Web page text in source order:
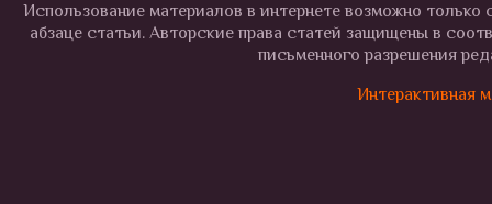
Использование материалов в интернете возможно
абзаце статьи. Авторские права статей защищены в
письменного разрешения
Интерактивная